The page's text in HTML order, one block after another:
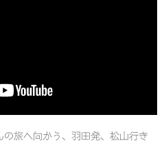
旅へ向かう、羽田発、松山行き